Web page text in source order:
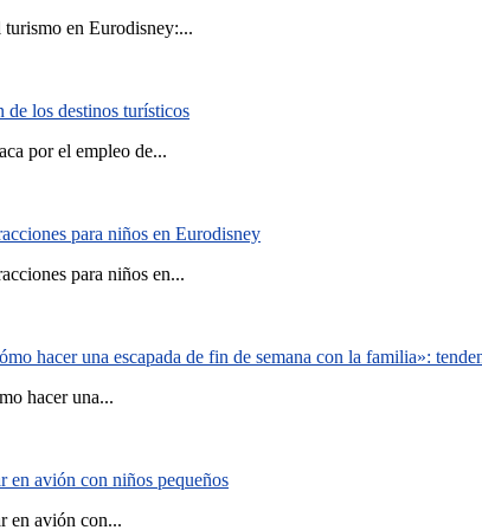
en Eurodisney:...
los destinos turísticos
por el empleo de...
para niños en Eurodisney
para niños en...
hacer una escapada de fin de semana con la familia»:
hacer una...
en avión con niños pequeños
en avión con...